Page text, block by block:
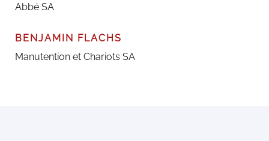
Abbé SA
BENJAMIN FLACHS
Manutention et Chariots SA